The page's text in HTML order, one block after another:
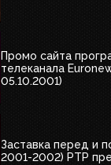
Промо сайта
телеканала
05.10.2001)
Заставка перед и
2001-2002) РТР